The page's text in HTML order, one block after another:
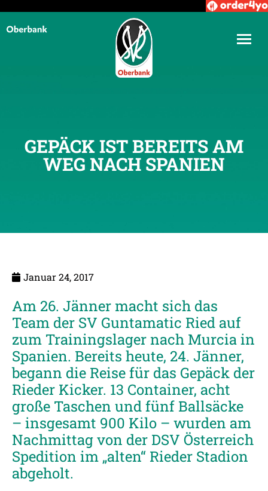
GEPÄCK IST BEREITS AM
WEG NACH SPANIEN
Januar 24, 2017
Am 26. Jänner macht sich das
Team der SV Guntamatic Ried auf
zum Trainingslager nach Murcia in
Spanien. Bereits heute, 24. Jänner,
begann die Reise für das Gepäck der
Rieder Kicker. 13 Container, acht
große Taschen und fünf Ballsäcke
– insgesamt 900 Kilo – wurden am
Nachmittag von der DSV Österreich
Spedition im „alten“ Rieder Stadion
abgeholt.